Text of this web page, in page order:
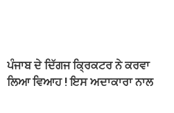
ਪੰਜਾਬ ਦੇ ਦਿੱਗਜ ਕ੍ਰਿਕਟਰ ਨੇ ਕਰਵਾ
ਲਿਆ ਵਿਆਹ ! ਇਸ ਅਦਾਕਾਰਾ ਨਾਲ